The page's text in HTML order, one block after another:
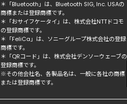
＊「Bluetooth」は、Bluetooth SIG, Inc. USAの
商標または登録商標です。
＊「おサイフケータイ」は、株式会社NTTドコモ
の登録商標です。
＊「FeliCa」は、ソニーグループ株式会社の登録
商標です。
＊「QRコード」は、株式会社デンソーウェーブの
登録商標です。
※その他会社名、各製品名は、一般に各社の商標
または登録商標です。